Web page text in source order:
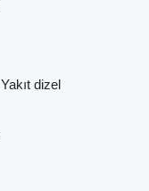
Yakıt dizel